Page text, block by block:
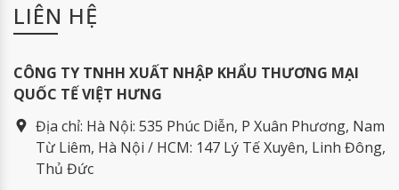
LIÊN HỆ
CÔNG TY TNHH XUẤT NHẬP KHẨU THƯƠNG MẠI
QUỐC TẾ VIỆT HƯNG
Địa chỉ: Hà Nội: 535 Phúc Diễn, P Xuân Phương, Nam
Từ Liêm, Hà Nội / HCM: 147 Lý Tế Xuyên, Linh Đông,
Thủ Đức